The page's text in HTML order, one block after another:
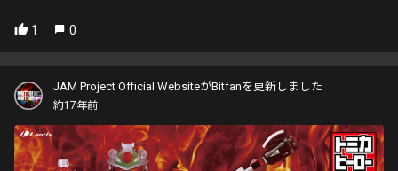
1 0
JAM Project Official WebsiteがBitfanを更新しました
約17年前